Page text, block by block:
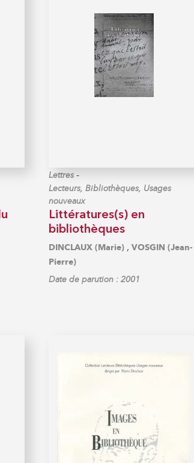
Lettres -
Lecteurs, Bibliothèques, Usages
nouveaux
Littératures(s) en
bibliothèques
DINCLAUX (Marie) , VOSGIN (Jean-
Pierre)
Date de parution : 2001